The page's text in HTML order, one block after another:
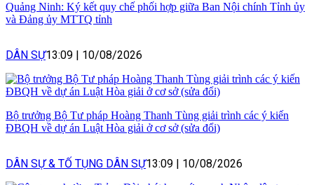
Quảng Ninh: Ký kết quy chế phối hợp giữa Ban Nội chính Tỉnh ủy
và Đảng ủy MTTQ tỉnh
DÂN SỰ13:09 10/08/2026
Bộ trưởng Bộ Tư pháp Hoàng Thanh Tùng giải trình các ý kiến
ĐBQH về dự án Luật Hòa giải ở cơ sở (sửa đổi)
DÂN SỰ & TỐ TỤNG DÂN SỰ13:09 10/08/2026